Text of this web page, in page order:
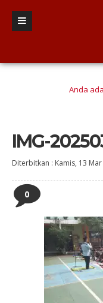
Anda
IMG-
Diterbitkan : Kamis, 13
0